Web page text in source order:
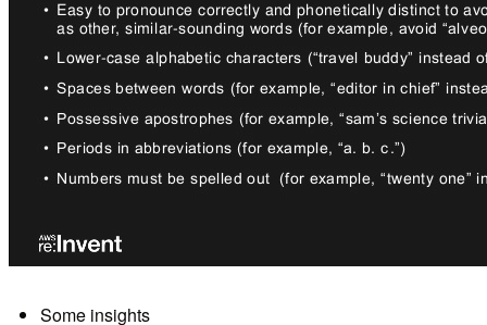
Some insights